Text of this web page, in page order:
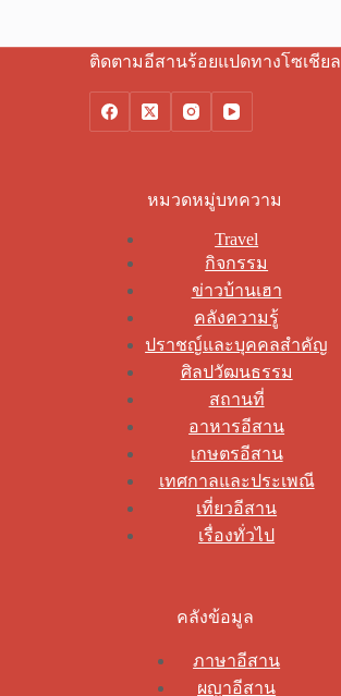
ติดตามอีสานร้อยแปดทางโซเชียล
หมวดหมู่บทความ
Travel
กิจกรรม
ข่าวบ้านเฮา
คลังความรู้
ปราชญ์และบุคคลสำคัญ
ศิลปวัฒนธรรม
สถานที่
อาหารอีสาน
เกษตรอีสาน
เทศกาลและประเพณี
เที่ยวอีสาน
เรื่องทั่วไป
คลังข้อมูล
ภาษาอีสาน
ผญาอีสาน